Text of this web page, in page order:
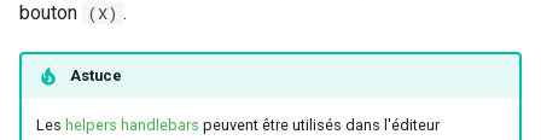
bouton (X) .
Astuce
Les helpers handlebars peuvent être utilisés dans l'éditeur